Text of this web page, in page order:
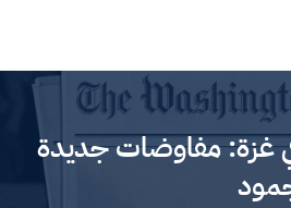
غزة: مفاوضات جديدة